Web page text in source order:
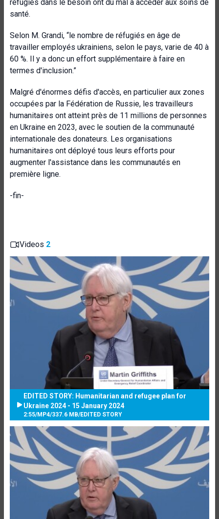
réfugiés dans le besoin ont du mal à accéder aux soins de
santé.
Selon M. Grandi, “le nombre de réfugiés en âge de
travailler employés ukrainiens, selon le pays, varie de 40 à
60 %. Il y a donc un effort supplémentaire à faire en
termes d'inclusion.”
Malgré d'énormes défis d'accès, en particulier aux zones
occupées par la Fédération de Russie, les travailleurs
humanitaires ont atteint près de 11 millions de personnes
en Ukraine en 2023, avec le soutien de la communauté
internationale des donateurs. Les organisations
humanitaires ont déployé tous leurs efforts pour
augmenter l'assistance dans les communautés en
première ligne.
-fin-
Videos 2
EDITED STORY: Humanitarian and refugee plan for
Ukraine 2024 - 15 January 2024
2:55/MP4/337.6 MB/EDITED STORY